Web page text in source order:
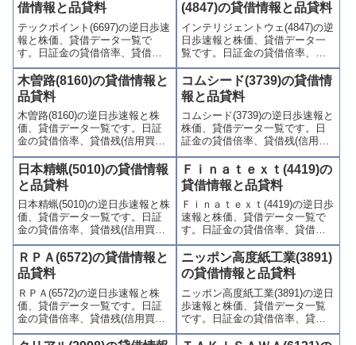
借情報と品貸料
テックポイント(6697)の逆日歩速
報と株価、貸借データ一覧で
す。日証金の貸借倍率、貸借残
(信用買残、信用売残)、品貸料
(逆日歩)、東証の週末残高、規制
(注意喚起・申込停止)など、空売
り関連情報を集計し、図解でわ
かりやすくまとめて掲載してい
ます。
(4847)の貸借情報と品貸料
インテリジェントウェ(4847)の逆
日歩速報と株価、貸借データ一
覧です。日証金の貸借倍率、貸
借残(信用買残、信用売残)、品貸
料(逆日歩)、東証の週末残高、規
制(注意喚起・申込停止)など、空
売り関連情報を集計し、図解で
わかりやすくまとめて掲載して
います。
木曽路(8160)の貸借情報と
品貸料
木曽路(8160)の逆日歩速報と株
価、貸借データ一覧です。日証
金の貸借倍率、貸借残(信用買
残、信用売残)、品貸料(逆日
歩)、東証の週末残高、規制(注意
喚起・申込停止)など、空売り関
連情報を集計し、図解でわかり
やすくまとめて掲載していま
す。
コムシード(3739)の貸借情
報と品貸料
コムシード(3739)の逆日歩速報と
株価、貸借データ一覧です。日
証金の貸借倍率、貸借残(信用買
残、信用売残)、品貸料(逆日
歩)、東証の週末残高、規制(注意
喚起・申込停止)など、空売り関
連情報を集計し、図解でわかり
やすくまとめて掲載していま
す。
日本精蝋(5010)の貸借情報
と品貸料
日本精蝋(5010)の逆日歩速報と株
価、貸借データ一覧です。日証
金の貸借倍率、貸借残(信用買
残、信用売残)、品貸料(逆日
歩)、東証の週末残高、規制(注意
喚起・申込停止)など、空売り関
連情報を集計し、図解でわかり
やすくまとめて掲載していま
す。
Ｆｉｎａｔｅｘｔ(4419)の
貸借情報と品貸料
Ｆｉｎａｔｅｘｔ(4419)の逆日歩
速報と株価、貸借データ一覧で
す。日証金の貸借倍率、貸借残
(信用買残、信用売残)、品貸料
(逆日歩)、東証の週末残高、規制
(注意喚起・申込停止)など、空売
り関連情報を集計し、図解でわ
かりやすくまとめて掲載してい
ます。
ＲＰＡ(6572)の貸借情報と
品貸料
ＲＰＡ(6572)の逆日歩速報と株
価、貸借データ一覧です。日証
金の貸借倍率、貸借残(信用買
残、信用売残)、品貸料(逆日
ニッポン高度紙工業(3891)
の貸借情報と品貸料
ニッポン高度紙工業(3891)の逆日
歩速報と株価、貸借データ一覧
です。日証金の貸借倍率、貸借
残(信用買残、信用売残)、品貸料